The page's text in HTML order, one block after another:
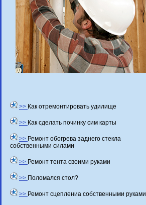
>> Как отремонтировать удилище
>> Как сделать починку сим карты
>> Ремонт обогрева заднего стекла
собственными силами
>> Ремонт тента своими руками
>> Поломался стол?
>> Ремонт сцеплениа собственными руками